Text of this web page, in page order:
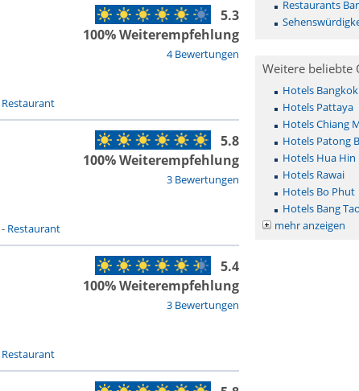
4 Bewertungen
5.3
100% Weiterempfehlung
Restaurant
3 Bewertungen
5.8
100% Weiterempfehlung
- Restaurant
3 Bewertungen
5.4
100% Weiterempfehlung
Restaurant
Restaurants
Weitere beliebte
Hotels Bangkok
Hotels Pattaya
Hotels Chiang
Hotels Patong
Hotels Hua Hin
Hotels Rawai
Hotels Bo Phut
Hotels Bang
mehr anzeigen